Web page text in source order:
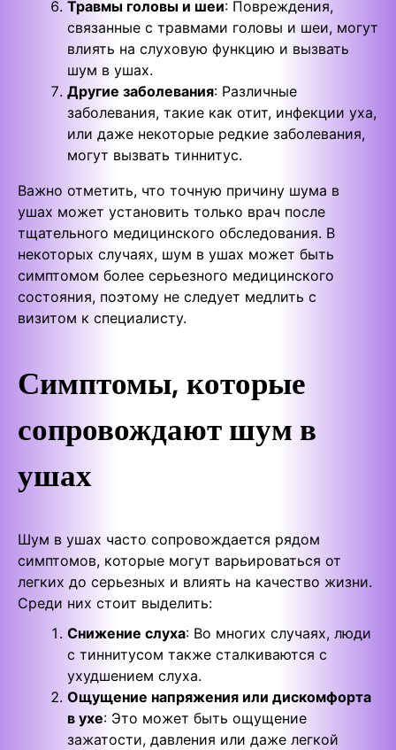
Травмы головы и шеи: Повреждения,
связанные с травмами головы и шеи, могут
влиять на слуховую функцию и вызвать
шум в ушах.
Другие заболевания: Различные
заболевания, такие как отит, инфекции уха,
или даже некоторые редкие заболевания,
могут вызвать тиннитус.
Важно отметить, что точную причину шума в
ушах может установить только врач после
тщательного медицинского обследования. В
некоторых случаях, шум в ушах может быть
симптомом более серьезного медицинского
состояния, поэтому не следует медлить с
визитом к специалисту.
Симптомы, которые
сопровождают шум в
ушах
Шум в ушах часто сопровождается рядом
симптомов, которые могут варьироваться от
легких до серьезных и влиять на качество жизни.
Среди них стоит выделить:
Снижение слуха: Во многих случаях, люди
с тиннитусом также сталкиваются с
ухудшением слуха.
Ощущение напряжения или дискомфорта
в ухе: Это может быть ощущение
зажатости, давления или даже легкой